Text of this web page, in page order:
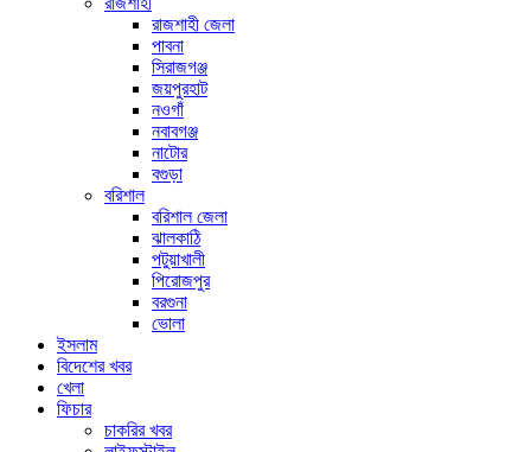
রাজশাহী জেলা
পাবনা
সিরাজগঞ্জ
জয়পুরহাট
নওগাঁ
নবাবগঞ্জ
নাটোর
বগুড়া
বরিশাল
বরিশাল জেলা
ঝালকাঠি
পটুয়াখালী
পিরোজপুর
বরগুনা
ভোলা
ইসলাম
বিদেশের খবর
খেলা
ফিচার
চাকরির খবর